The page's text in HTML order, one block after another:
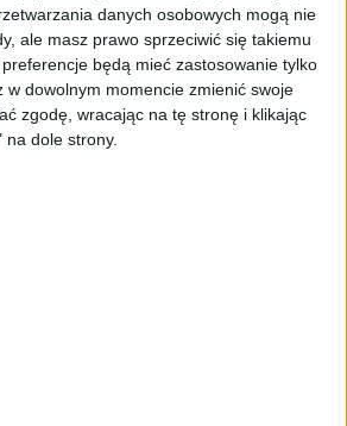
danych osobowych mogą nie
ale masz prawo sprzeciwić się takiemu
będą mieć zastosowanie tylko
w dowolnym momencie zmienić swoje
zgodę, wracając na tę stronę i klikając
na dole strony.
RegionTurystyka